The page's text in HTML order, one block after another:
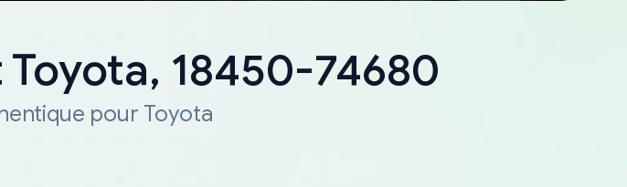
18450-74680
pour Toyota